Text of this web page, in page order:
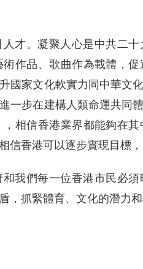
才。凝聚人心是中共二
作品、歌曲作為載體，
國家文化軟實力同中華文
一步在建構人類命運共同
相信香港業界都能夠在
香港可以逐步實現目標，
和我們每一位香港市民必
，抓緊體育、文化的潛力